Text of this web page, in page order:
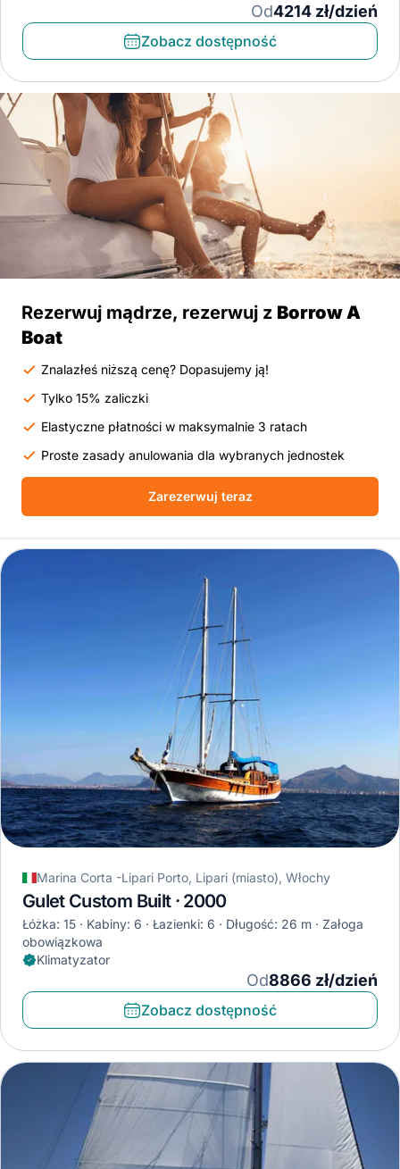
Od4214 zł/dzień
Zobacz dostępność
Rezerwuj mądrze, rezerwuj z Borrow A
Boat
Znalazłeś niższą cenę? Dopasujemy ją!
Tylko 15% zaliczki
Elastyczne płatności w maksymalnie 3 ratach
Proste zasady anulowania dla wybranych jednostek
Zarezerwuj teraz
Marina Corta -Lipari Porto, Lipari (miasto), Włochy
Gulet Custom Built · 2000
Łóżka: 15 Kabiny: 6 Łazienki: 6 Długość: 26 m
Załoga
obowiązkowa
Klimatyzator
Od8866 zł/dzień
Zobacz dostępność